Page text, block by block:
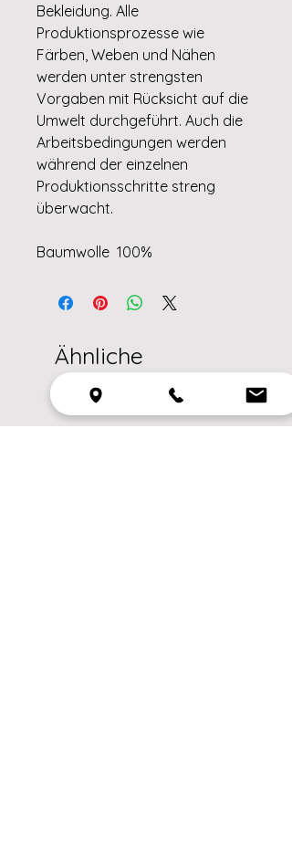
Bekleidung. Alle
Produktionsprozesse wie
Färben, Weben und Nähen
werden unter strengsten
Vorgaben mit Rücksicht auf die
Umwelt durchgeführt. Auch die
Arbeitsbedingungen werden
während der einzelnen
Produktionsschritte streng
überwacht.
Baumwolle 100%
Ähnliche
Produkte